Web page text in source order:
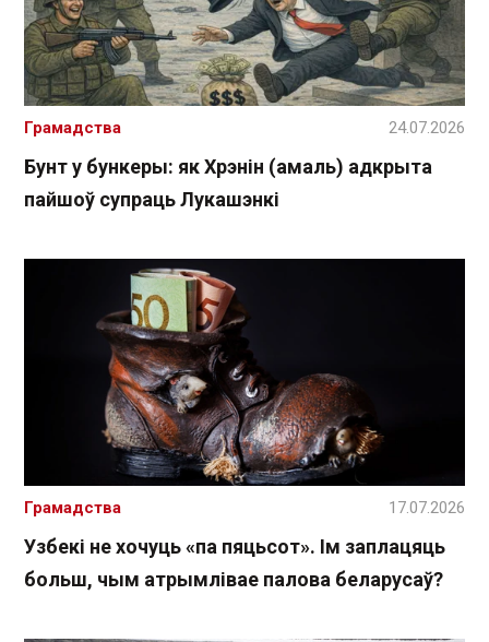
Бунт у бункеры: як Хрэнін (амаль) адкрыта
пайшоў супраць Лукашэнкі
Грамадства 24.07.2026
Узбекі не хочуць «па пяцьсот». Ім заплацяць
больш, чым атрымлівае палова беларусаў?
Грамадства 17.07.2026